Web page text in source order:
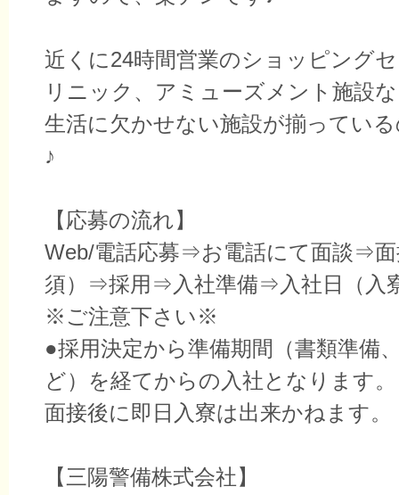
近くに24時間営業のショッピング
リニック、アミューズメント施設
生活に欠かせない施設が揃ってい
♪
【応募の流れ】
Web/電話応募⇒お電話にて面談⇒面
須）⇒採用⇒入社準備⇒入社日（入
※ご注意下さい※
●採用決定から準備期間（書類準備
ど）を経てからの入社となります。
面接後に即日入寮は出来かねます。
【三陽警備株式会社】